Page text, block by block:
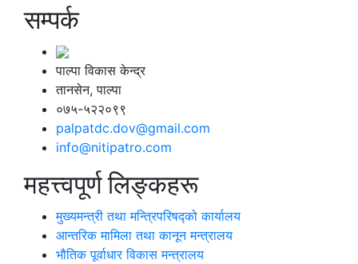
सम्पर्क
पाल्पा विकास केन्द्र
तानसेन, पाल्पा
०७५-५२२०९९
palpatdc.dov@gmail.com
info@nitipatro.com
महत्त्वपूर्ण लिङ्कहरू
मुख्यमन्त्री तथा मन्त्रिपरिषद्को कार्यालय
आन्तरिक मामिला तथा कानून मन्त्रालय
भौतिक पूर्वाधार विकास मन्त्रालय